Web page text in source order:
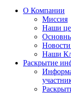
О Компании
Миссия
Наши
Наши
Раскрытие